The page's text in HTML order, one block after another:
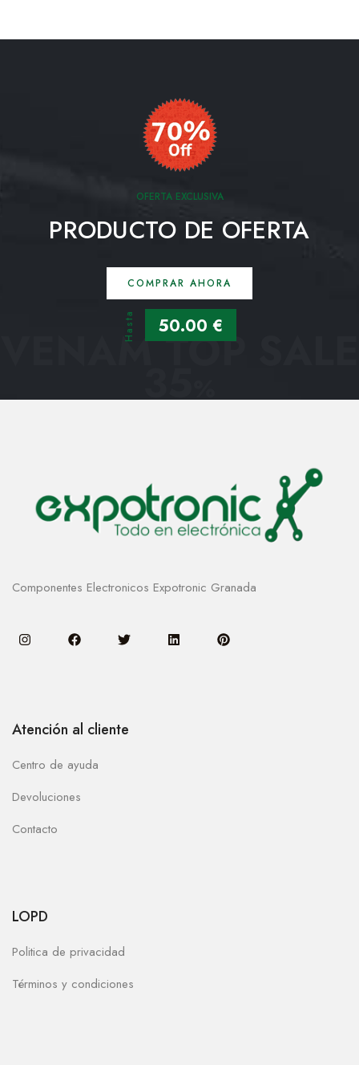
OFERTA EXCLUSIVA
PRODUCTO DE OFERTA
COMPRAR AHORA
Hasta 50.00 €
VENAM TOP SALE
35
Componentes Electronicos Expotronic Granada
Atención al cliente
Centro de ayuda
Devoluciones
Contacto
LOPD
Politica de privacidad
Términos y condiciones